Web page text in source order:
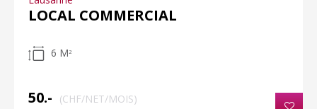
LOCAL COMMERCIAL
6 M 2
50.- (CHF/NET/MOIS)